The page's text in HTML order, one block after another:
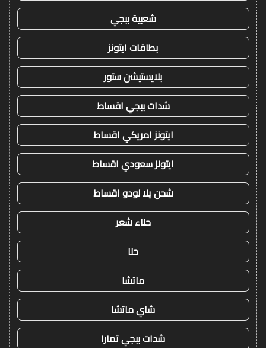
شعبية ببجي
بطاقات ايتونز
بلايستيشن ستور
شدات ببجي اقساط
ايتونز امريكي اقساط
ايتونز سعودي اقساط
شحن يلا لودو اقساط
حناء شعر
حنا
ماتشا
شاي ماتشا
شدات ببجي تمارا